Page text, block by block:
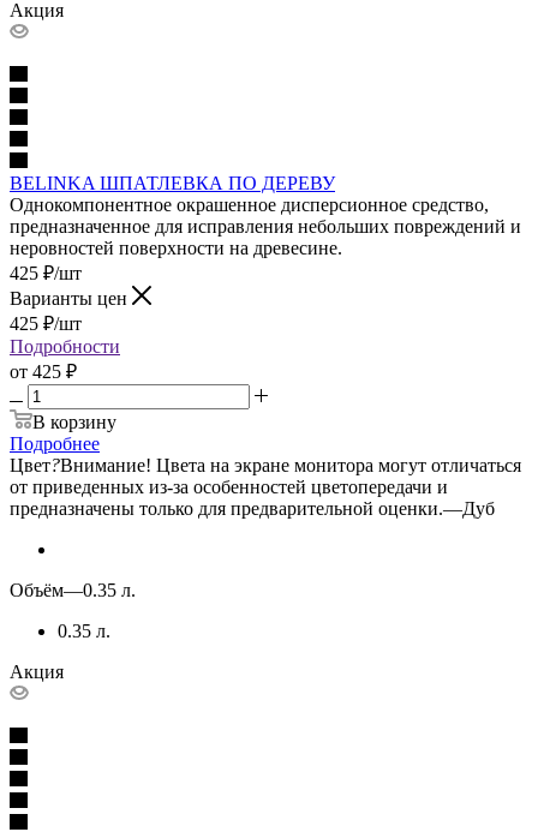
Акция
BELINKA ШПАТЛЕВКА ПО ДЕРЕВУ
Однокомпонентное окрашенное дисперсионное средство,
предназначенное для исправления небольших повреждений и
неровностей поверхности на древесине.
425 ₽/шт
Варианты цен
425 ₽/шт
Подробности
от 425 ₽
В корзину
Подробнее
Цвет?Внимание! Цвета на экране монитора могут отличаться
от приведенных из-за особенностей цветопередачи и
предназначены только для предварительной оценки.—Дуб
Объём—0.35 л.
0.35 л.
Акция